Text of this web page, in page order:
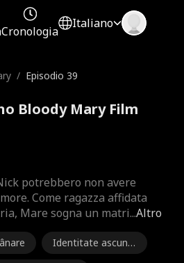
Cronologia
Italiano
/ Episodio 39
Bloody Mary Film
Altro
potrebbero non avere
Come ragazza affidata
Mare sogna un matri...
Identitate ascuns